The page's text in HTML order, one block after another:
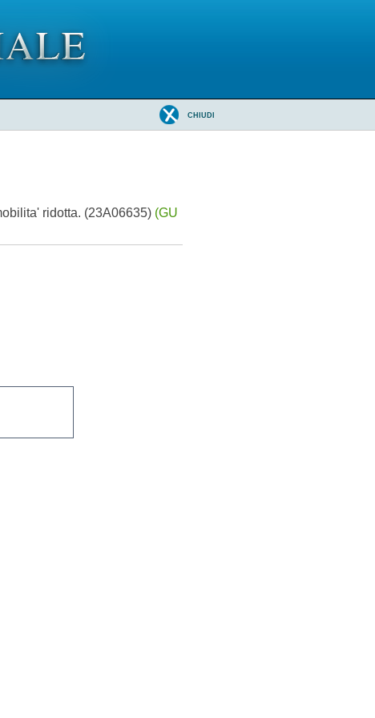
CHIUDI
ridotta. (23A06635) (GU